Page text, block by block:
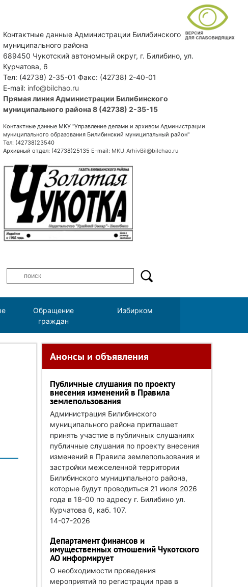
Контактные данные Администрации Билибинского
муниципального района
689450 Чукотский автономный округ, г. Билибино, ул.
Курчатова, 6
Тел: (42738) 2-35-01 Факс: (42738) 2-40-01
E-mail: info@bilchao.ru
Прямая линия Администрации Билибинского
муниципального района 8 (42738) 2-35-15
Контактные данные МКУ "Управление делами и архивом Администрации
муниципального образования Билибинский муниципальный район"
Тел: (42738)23540
Архивный отдел: (42738)25135 E-mail: MKU_ArhivBil@bilchao.ru
Обращение
граждан
Избирком
Анонсы и объявления
Публичные слушания по проекту
внесения изменений в Правила
землепользования
Администрация Билибинского
муниципального района приглашает
принять участие в публичных слушаниях
публичные слушания по проекту внесения
изменений в Правила землепользования и
застройки межселенной территории
Билибинского муниципального района,
которые будут проводиться 21 июля 2026
года в 18-00 по адресу г. Билибино ул.
Курчатова 6, каб. 107.
14-07-2026
Департамент финансов и
имущественных отношений Чукотского
АО информирует
О необходимости проведения
мероприятий по регистрации прав в